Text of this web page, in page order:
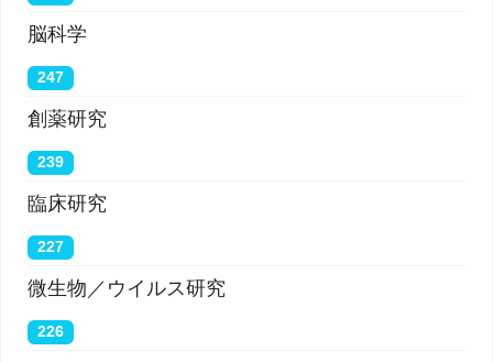
脳科学
247
創薬研究
239
臨床研究
227
微生物／ウイルス研究
226